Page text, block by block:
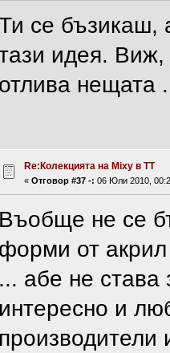
се бъзикаш,
идея. Виж,
отлива нещата
Re:Колекцията на Mixy в ТТ
«Отговор #37 -: 06 Юли 2010,
Въобще не се
форми от
... абе не
интересно и
производители